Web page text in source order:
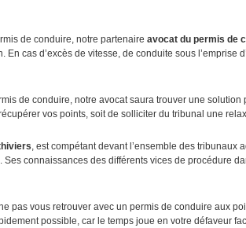
de conduire, notre partenaire avocat du permis de
cas d’excès de vitesse, de conduite sous l’emprise
de conduire, notre avocat saura trouver une solution
vos points, soit de solliciter du tribunal une
, est compétant devant l’ensemble des tribunaux
connaissances des différents vices de procédure
pas vous retrouver avec un permis de conduire aux
possible, car le temps joue en votre défaveur